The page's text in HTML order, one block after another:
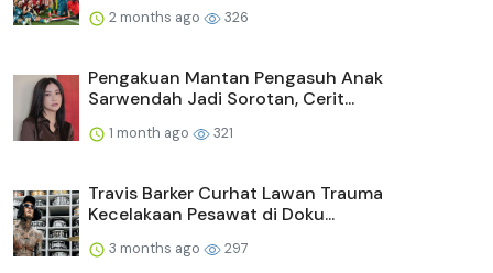
2 months ago 326
Pengakuan Mantan Pengasuh Anak
Sarwendah Jadi Sorotan, Cerit...
1 month ago 321
Travis Barker Curhat Lawan Trauma
Kecelakaan Pesawat di Doku...
3 months ago 297